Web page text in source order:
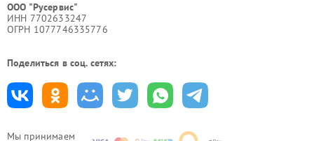
Мы принимаем
ООО "Русервис"
ИНН 7702633247
ОГРН 1077746335776
Поделиться в соц. сетях: